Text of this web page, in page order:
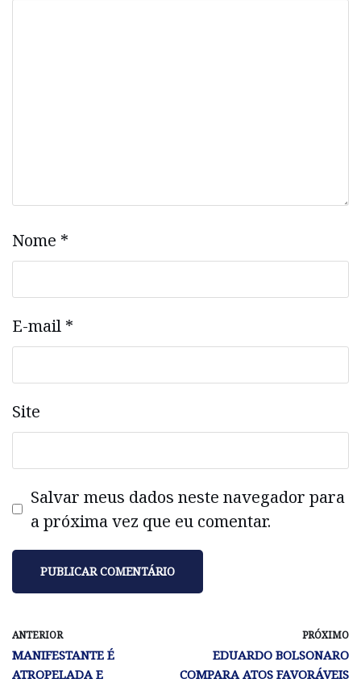
Nome *
E-mail *
Site
Salvar meus dados neste navegador para
a próxima vez que eu comentar.
ANTERIOR
MANIFESTANTE É
ATROPELADA E
PRÓXIMO
EDUARDO BOLSONARO
COMPARA ATOS FAVORÁVEIS